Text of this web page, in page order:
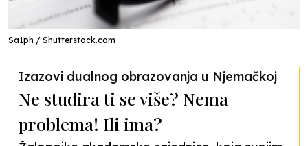
Sa1ph / Shutterstock.com
Izazovi dualnog obrazovanja u Njemačkoj
Ne studira ti se više? Nema
problema! Ili ima?